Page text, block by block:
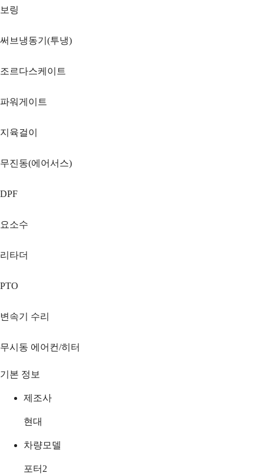
보링
써브냉동기(투냉)
조르다스케이트
파워게이트
지육걸이
무진동(에어서스)
DPF
요소수
리타더
PTO
변속기 수리
무시동 에어컨/히터
기본 정보
제조사
현대
차량모델
포터2